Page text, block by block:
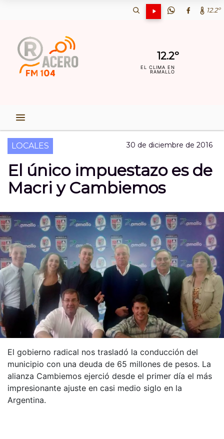
12.2º
12.2º
EL CLIMA EN
RAMALLO
LOCALES 30 de diciembre de 2016
El único impuestazo es de
Macri y Cambiemos
El gobierno radical nos trasladó la conducción del
municipio con una deuda de 65 millones de pesos. La
alianza Cambiemos ejerció desde el primer día el más
impresionante ajuste en casi medio siglo en la
Argentina.